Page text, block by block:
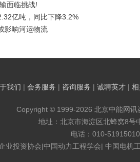
面临挑战!
亿吨，同比下降3.2%
影响河运物流
我们 | 会务服务 | 咨询服务 | 诚聘英才 |
Copyright © 1999-2026 北京中能网讯
地址：北京市海淀区北蜂窝8号
电话：010-
业投资协会|中国动力工程学会| 中国电机